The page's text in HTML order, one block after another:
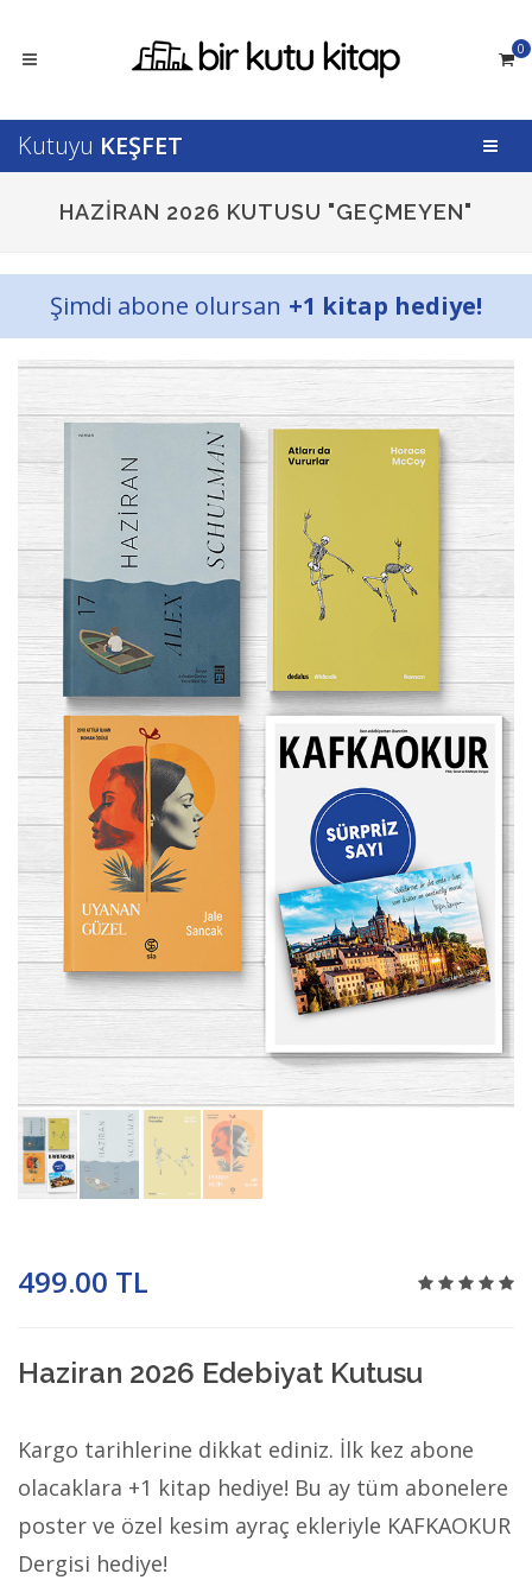
0
Kutuyu KEŞFET
HAZIRAN 2026 KUTUSU "GEÇMEYEN"
Şimdi abone olursan +1 kitap hediye!
499.00 TL
Haziran 2026 Edebiyat Kutusu
Kargo tarihlerine dikkat ediniz. İlk kez abone
olacaklara +1 kitap hediye! Bu ay tüm abonelere
poster ve özel kesim ayraç ekleriyle KAFKAOKUR
Dergisi hediye!